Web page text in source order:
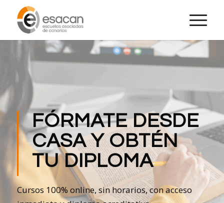
FÓRMATE DESDE
CASA Y OBTÉN
TU DIPLOMA
Cursos 100% online, sin horarios, con acceso